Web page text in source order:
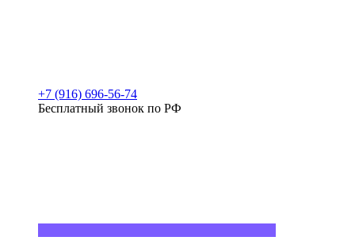
+7 (916) 696-56-74
Бесплатный звонок по РФ